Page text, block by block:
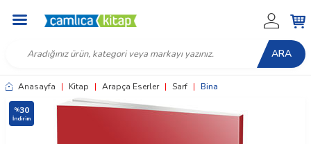
ARA
Anasayfa | Kitap | Arapça Eserler | Sarf | Bina
%30
İndirim